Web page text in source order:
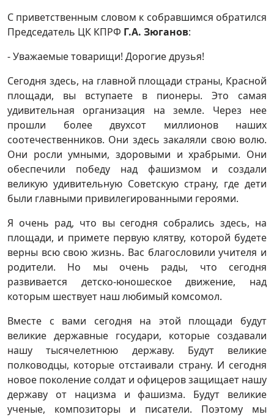
С приветственным словом к собравшимся обратился
Председатель ЦК КПРФ Г.А. Зюганов:
- Уважаемые товарищи! Дорогие друзья!
Сегодня здесь, на главной площади страны, Красной
площади, вы вступаете в пионеры. Это самая
удивительная организация на земле. Через нее
прошли более двухсот миллионов наших
соотечественников. Они здесь закаляли свою волю.
Они росли умными, здоровыми и храбрыми. Они
обеспечили победу над фашизмом и создали
великую удивительную Советскую страну, где дети
были главными привилегированными героями.
Я очень рад, что вы сегодня собрались здесь, на
площади, и примете первую клятву, которой будете
верны всю свою жизнь. Вас благословили учителя и
родители. Но мы очень рады, что сегодня
развивается детско-юношеское движение, над
которым шествует наш любимый комсомол.
Вместе с вами сегодня на этой площади будут
великие державные государи, которые создавали
нашу тысячелетнюю державу. Будут великие
полководцы, которые отстаивали страну. И сегодня
новое поколение солдат и офицеров защищает нашу
державу от нацизма и фашизма. Будут великие
ученые, композиторы и писатели. Поэтому мы